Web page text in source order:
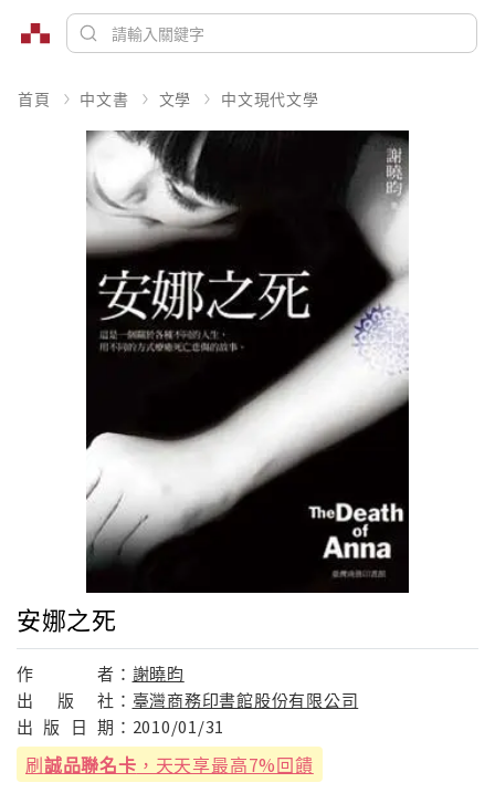
首頁 中文書 文學 中文現代文學
安娜之死
作 者： 謝曉昀
出
版 社： 臺灣商務印書館股份有限公司
出 版 日 期： 2010/01/31
刷誠品聯名卡 ，天天享最高7%回饋